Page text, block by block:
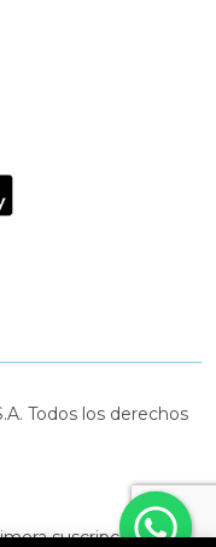
Todos los derechos
suscripción